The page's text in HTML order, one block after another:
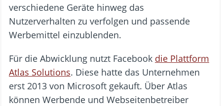
verschiedene Geräte hinweg das
Nutzerverhalten zu verfolgen und passende
Werbemittel einzublenden.
Für die Abwicklung nutzt Facebook die Plattform
Atlas Solutions. Diese hatte das Unternehmen
erst 2013 von Microsoft gekauft. Über Atlas
können Werbende und Webseitenbetreiber